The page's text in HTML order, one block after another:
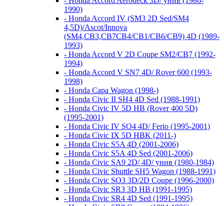
1990)
- Honda Accord IV (SM3 2D Sed/SM4
4,5D)/Ascot/Innova
(SM4,CB3,CB7CB4/CB1/CB6/CB9) 4D (1989-
1993)
- Honda Accord V 2D Coupe SM2/CB7 (1992-
1994)
- Honda Accord V SN7 4D/ Rover 600 (1993-
1998)
- Honda Capa Wagon (1998-)
- Honda Civic II SH4 4D Sed (1988-1991)
- Honda Civic IV 5D HB (Rover 400 5D)
(1995-2001)
- Honda Civic IV SO4 4D/ Ferio (1995-2001)
- Honda Civic IX 5D HBK (2011-)
- Honda Civic S5A 4D (2001-2006)
- Honda Civic S5A 4D Sed (2001-2006)
- Honda Civic SA9 2D/ 4D/ унив (1980-1984)
- Honda Civic Shuttle SH5 Wagon (1988-1991)
- Honda Civic SO3 3D/2D Coupe (1996-2000)
- Honda Civic SR3 3D HB (1991-1995)
- Honda Civic SR4 4D Sed (1991-1995)